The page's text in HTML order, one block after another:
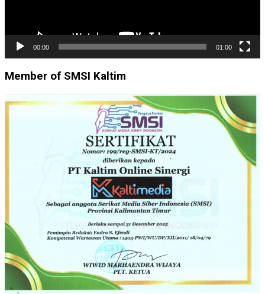
00:00 01:00
Member of SMSI Kaltim